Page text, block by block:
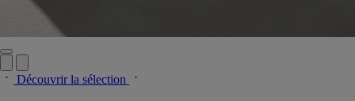
Découvrir la sélection